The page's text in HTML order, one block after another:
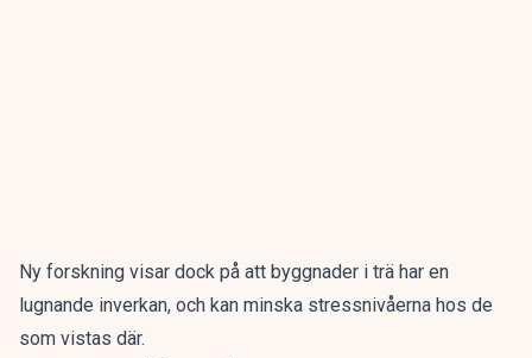
Ny forskning visar dock på att byggnader i trä har en
lugnande inverkan, och kan minska stressnivåerna hos de
som vistas där.